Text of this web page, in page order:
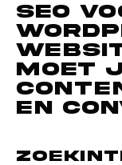
SEO
moet
en